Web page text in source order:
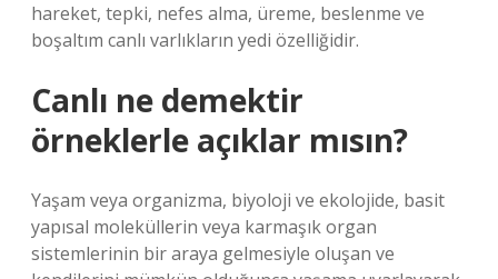
hareket, tepki, nefes alma, üreme, beslenme ve
boşaltım canlı varlıkların yedi özelliğidir.
Canlı ne demektir
örneklerle açıklar mısın?
Yaşam veya organizma, biyoloji ve ekolojide, basit
yapısal moleküllerin veya karmaşık organ
sistemlerinin bir araya gelmesiyle oluşan ve